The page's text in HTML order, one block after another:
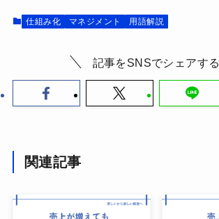
仕組み化 マネジメント 用語解説
記事をSNSでシェアする
関連記事